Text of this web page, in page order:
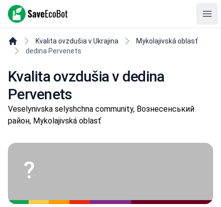
SaveEcoBot
Kvalita ovzdušia v Ukrajina
Mykolajivská oblasť
dedina Pervenets
Kvalita ovzdušia v dedina
Pervenets
Veselynivska selyshchna community, Вознесенський
район, Mykolajivská oblasť
?